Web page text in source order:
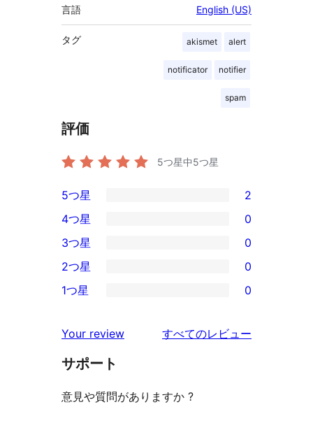
言語 English (US)
タグ akismet alert
notificator notifier
spam
評価
5つ星中5つ星
2
5-
星
レ
ビ
ー
5つ星 2
4-
星
レ
ュ
ー
4つ星 0
0
3-
星
ビ
ュ
3つ星 0
2-
レ
ビ
ー
2つ星 0
星
レ
ュ
1つ星 0
Your review すべてのレビュー
サポート
意見や質問がありますか ?